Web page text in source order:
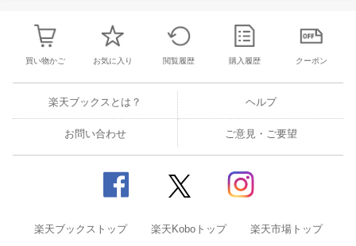
買い物かご お気に入り 閲覧履歴 購入履歴 クーポン
楽天ブックスとは？ ヘルプ
お問い合わせ ご意見・ご要望
楽天ブックストップ 楽天Koboトップ 楽天市場トップ